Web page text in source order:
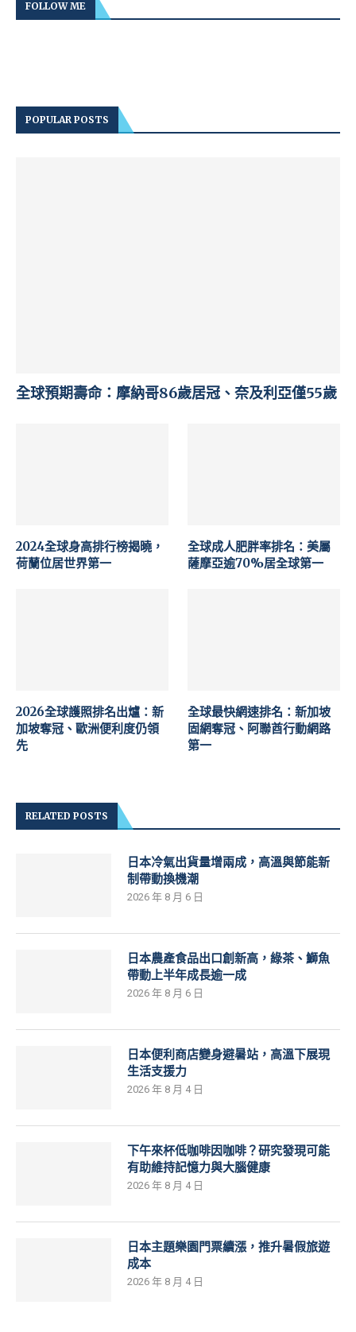
FOLLOW ME
POPULAR POSTS
全球預期壽命：摩納哥86歲居冠、奈及利亞僅55歲
2024全球身高排行榜揭曉，
荷蘭位居世界第一
全球成人肥胖率排名：美屬
薩摩亞逾70%居全球第一
2026全球護照排名出爐：新
加坡奪冠、歐洲便利度仍領
先
全球最快網速排名：新加坡
固網奪冠、阿聯酋行動網路
第一
RELATED POSTS
日本冷氣出貨量增兩成，高溫與節能新
制帶動換機潮
2026 年 8 月 6 日
日本農產食品出口創新高，綠茶、鰤魚
帶動上半年成長逾一成
2026 年 8 月 6 日
日本便利商店變身避暑站，高溫下展現
生活支援力
2026 年 8 月 4 日
下午來杯低咖啡因咖啡？研究發現可能
有助維持記憶力與大腦健康
2026 年 8 月 4 日
日本主題樂園門票續漲，推升暑假旅遊
成本
2026 年 8 月 4 日